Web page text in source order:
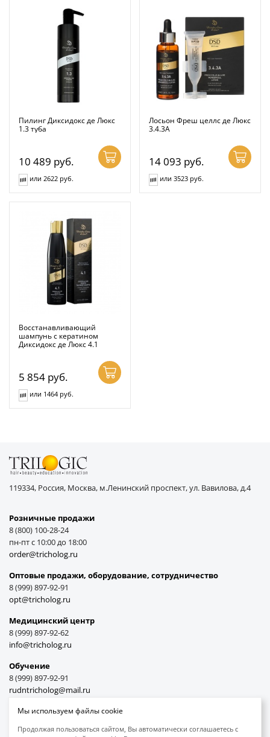
Пилинг Диксидокс де Люкс
1.3 туба
10 489 руб.
или 2622 руб.
Лосьон Фреш целлс де Люкс
3.4.3А
14 093 руб.
или 3523 руб.
Восстанавливающий
шампунь с кератином
Диксидокс де Люкс 4.1
5 854 руб.
или 1464 руб.
119334, Россия, Москва, м.Ленинский проспект, ул. Вавилова, д.4
Розничные продажи
8 (800) 100-28-24
пн-пт с 10:00 до 18:00
order@tricholog.ru
Оптовые продажи, оборудование, cотрудничество
8 (999) 897-92-91
opt@tricholog.ru
Медицинский центр
8 (999) 897-92-62
info@tricholog.ru
Обучение
8 (999) 897-92-91
rudntricholog@mail.ru
Мы используем файлы cookie
Продолжая пользоваться сайтом, Вы автоматически соглашаетесь с